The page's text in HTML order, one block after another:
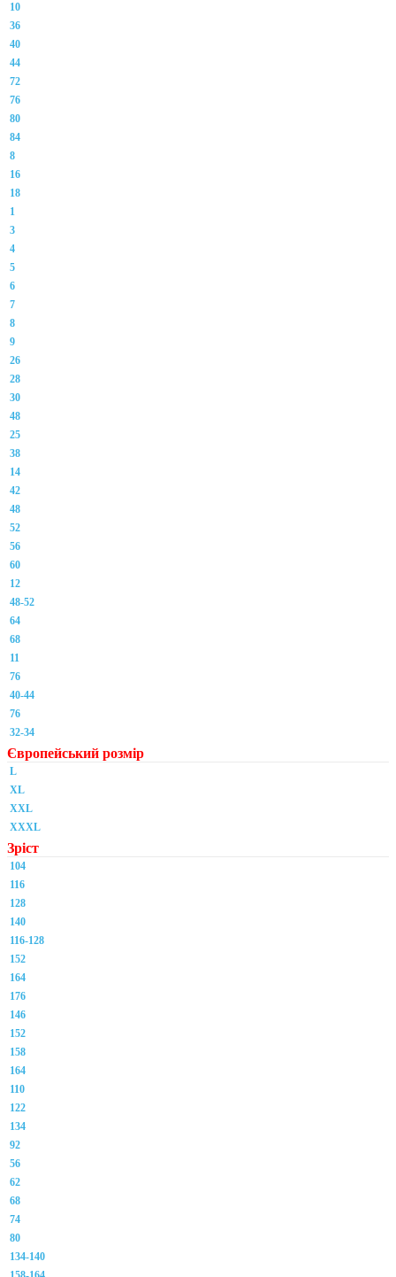
10
36
40
44
72
76
80
84
8
16
18
1
3
4
5
6
7
8
9
26
28
30
48
25
38
14
42
48
52
56
60
12
48-52
64
68
11
76
40-44
76
32-34
Європейський розмір
L
XL
XXL
XXXL
Зріст
104
116
128
140
116-128
152
164
176
146
152
158
164
110
122
134
92
56
62
68
74
80
134-140